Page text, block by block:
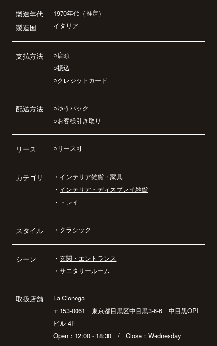
製造年代
製造国
1970年代（推定）
イタリア
支払方法
○店頭
○振込
○クレジットカード
配送方法
○ゆうパック
○お客様引き取り
リース ○リース可
カテゴリ ・ インテリア雑貨・家具
・ インテリア・ディスプレイ雑貨
・ トレイ
スタイル ・ クラシック
シーン ・玄関・エントランス
・サニタリールーム
取扱店舗
La Cienega
〒153-0061 東京都目黒区中目黒3-6-6 中目黒OPI
ビル 4F
Open：12:00 - 18:30 / Close：Wednesday